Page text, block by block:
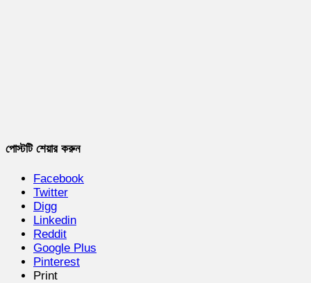
পোস্টটি শেয়ার করুন
Facebook
Twitter
Digg
Linkedin
Reddit
Google Plus
Pinterest
Print